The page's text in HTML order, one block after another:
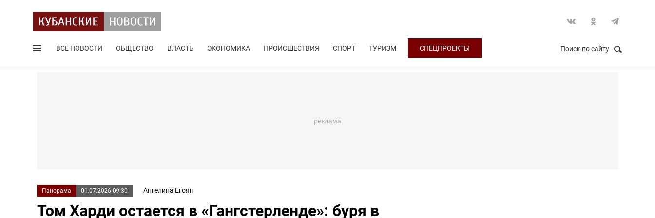
ВСЕ НОВОСТИ ОБЩЕСТВО ВЛАСТЬ ЭКОНОМИКА ПРОИСШЕСТВИЯ СПОРТ ТУРИЗМ СПЕЦПРОЕКТЫ Поиск по сайту
Панорама 01.07.2026 09:30 Ангелина Егоян
Том Харди остается в «Гангстерленде»: буря в